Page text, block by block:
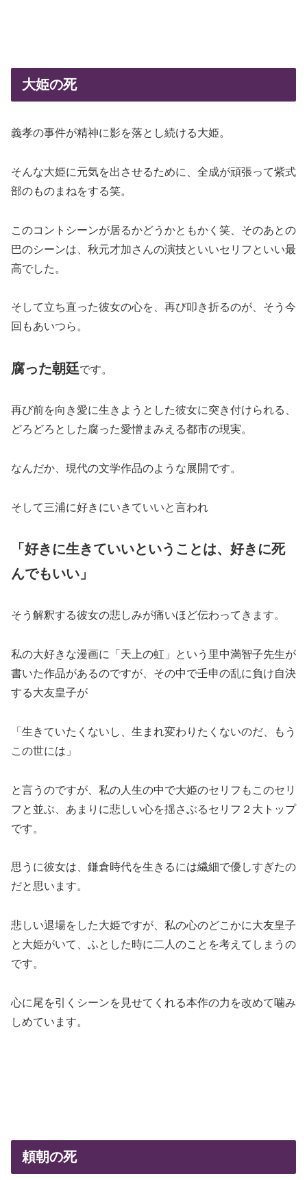
大姫の死
義孝の事件が精神に影を落とし続ける大姫。
そんな大姫に元気を出させるために、全成が頑張って紫式
部のものまねをする笑。
このコントシーンが居るかどうかともかく笑、そのあとの
巴のシーンは、秋元才加さんの演技といいセリフといい最
高でした。
そして立ち直った彼女の心を、再び叩き折るのが、そう今
回もあいつら。
腐った朝廷です。
再び前を向き愛に生きようとした彼女に突き付けられる、
どろどろとした腐った愛憎まみえる都市の現実。
なんだか、現代の文学作品のような展開です。
そして三浦に好きにいきていいと言われ
「好きに生きていいということは、好きに死
んでもいい」
そう解釈する彼女の悲しみが痛いほど伝わってきます。
私の大好きな漫画に「天上の虹」という里中満智子先生が
書いた作品があるのですが、その中で壬申の乱に負け自決
する大友皇子が
「生きていたくないし、生まれ変わりたくないのだ、もう
この世には」
と言うのですが、私の人生の中で大姫のセリフもこのセリ
フと並ぶ、あまりに悲しい心を揺さぶるセリフ２大トップ
です。
思うに彼女は、鎌倉時代を生きるには繊細で優しすぎたの
だと思います。
悲しい退場をした大姫ですが、私の心のどこかに大友皇子
と大姫がいて、ふとした時に二人のことを考えてしまうの
です。
心に尾を引くシーンを見せてくれる本作の力を改めて噛み
しめています。
頼朝の死